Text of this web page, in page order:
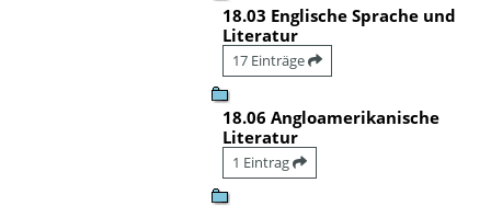
18.03 Englische Sprache und
Literatur
17 Einträge
18.06 Angloamerikanische
Literatur
1 Eintrag